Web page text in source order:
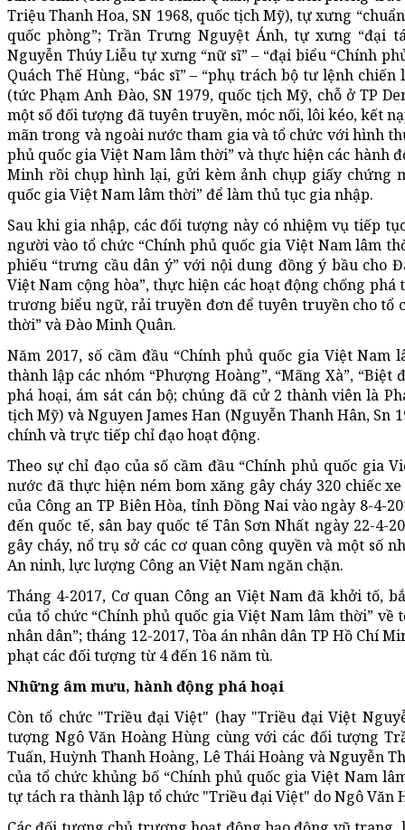
Triệu Thanh Hoa, SN 1968, quốc tịch Mỹ), tự xưng
quốc phòng”; Trần Trưng Nguyệt Ánh, tự xưng “đại
Nguyễn Thúy Liễu tự xưng “nữ sĩ” – “đại biểu “Chính
Quách Thế Hùng, “bác sĩ” – “phụ trách bộ tư lệnh
(tức Phạm Anh Đào, SN 1979, quốc tịch Mỹ, chỗ ở TP
một số đối tượng đã tuyên truyền, móc nối, lôi kéo, kết
mãn trong và ngoài nước tham gia và tổ chức với hình
phủ quốc gia Việt Nam lâm thời” và thực hiện các hành
Minh rồi chụp hình lại, gửi kèm ảnh chụp giấy chứng
quốc gia Việt Nam lâm thời” để làm thủ tục gia nhập.
Sau khi gia nhập, các đối tượng này có nhiệm vụ tiếp
người vào tổ chức “Chính phủ quốc gia Việt Nam lâm
phiếu “trưng cầu dân ý” với nội dung đồng ý bầu cho
Việt Nam cộng hòa”, thực hiện các hoạt động chống
trương biểu ngữ, rải truyền đơn để tuyên truyền cho tổ
thời” và Đào Minh Quân.
Năm 2017, số cầm đầu “Chính phủ quốc gia Việt
thành lập các nhóm “Phượng Hoàng”, “Mãng Xà”,
phá hoại, ám sát cán bộ; chúng đã cử 2 thành viên là
tịch Mỹ) và Nguyen James Han (Nguyễn Thanh Hân, Sn
chính và trực tiếp chỉ đạo hoạt động.
Theo sự chỉ đạo của số cầm đầu “Chính phủ quốc gia
nước đã thực hiện ném bom xăng gây cháy 320 chiếc
của Công an TP Biên Hòa, tỉnh Đồng Nai vào ngày 8-4-
đến quốc tế, sân bay quốc tế Tân Sơn Nhất ngày 22-4-
gây cháy, nổ trụ sở các cơ quan công quyền và một số
An ninh, lực lượng Công an Việt Nam ngăn chặn.
Tháng 4-2017, Cơ quan Công an Việt Nam đã khởi tố,
của tổ chức “Chính phủ quốc gia Việt Nam lâm thời”
nhân dân”; tháng 12-2017, Tòa án nhân dân TP Hồ Chí
phạt các đối tượng từ 4 đến 16 năm tù.
Những âm mưu, hành động phá hoại
Còn tổ chức "Triều đại Việt" (hay "Triều đại Việt
tượng Ngô Văn Hoàng Hùng cùng với các đối tượng
Tuấn, Huỳnh Thanh Hoàng, Lê Thái Hoàng và Nguyễn
của tổ chức khủng bố “Chính phủ quốc gia Việt Nam
tự tách ra thành lập tổ chức "Triều đại Việt" do Ngô Văn